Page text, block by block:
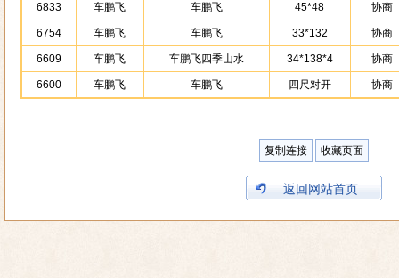
6833 车鹏飞 车鹏飞 45*48 协商
6754 车鹏飞 车鹏飞 33*132 协商
6609 车鹏飞 车鹏飞四季山水 34*138*4 协商
6600 车鹏飞 车鹏飞 四尺对开 协商
复制连接 收藏页面
返回网站首页